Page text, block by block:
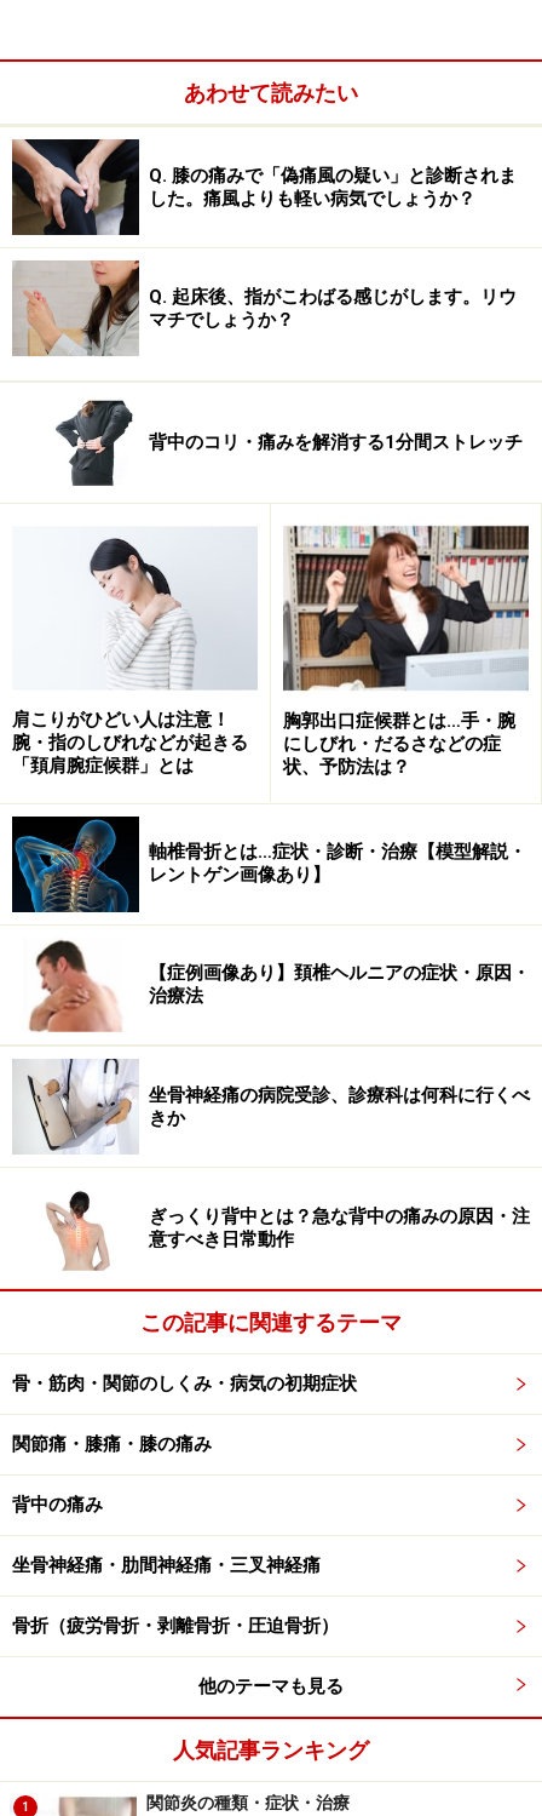
を動かすための筋肉の血流が滞りがちなのですが、季節
さらに血行が悪くなり、ひざの痛みを感じやすくなった
り、ひざ周りが硬くこわばったように感じることもあり
ます。いつもひざが冷えていると感じるようになる人も
います。
そのようになる原因は、体のどこかの筋肉がこってしま
い硬くなることで、姿勢のバランスが乱れ、重心の位置
が変化するということです。立ち姿勢で後頭部の中央か
ら下方へ線を引いた際、お尻の中央～左ひざと右ひざの
中間点～左足首と右足首の中間点に線が通過すればバラ
ンスがとれています。横から見た時は、肩先から下方へ
引いた線が、ひざの少し前方を通過しています。ひざへ
の負担が大きくなるときは、この線がずれています。
冷え予防のエクササイズをしましょう
ひざへ負担のかかる状態で多くみられるのは、ひざ関節
を動かす働きのあるふとももの筋肉が、しっかりとパワ
ーを発揮できていないということです。
重心の変化でふとももの一部分に疲労が溜まりやすくな
ると、ふとももの筋肉の血流も滞り、ひざの関節を動か
す機能やひざを支えて安定させる働きも低下します。そ
の時に生じるひざに関わる筋肉の冷えやすい状態と、姿
勢の乱れによる体の冷えやすい状態を日々のエクササイ
ズによって予防・緩和させましょう。
ひざ強化ポカポカ温か体操
両足が床にしっかり着く高さの椅子が理想的です
１．椅子に座ります。
あわせて読みたい
Q. 膝の痛みで「偽痛風の疑い」と診断されま
した。痛風よりも軽い病気でしょうか？
Q. 起床後、指がこわばる感じがします。リウ
マチでしょうか？
背中のコリ・痛みを解消する1分間ストレッチ
肩こりがひどい人は注意！
腕・指のしびれなどが起きる
「頚肩腕症候群」とは
胸郭出口症候群とは…手・腕
にしびれ・だるさなどの症
状、予防法は？
軸椎骨折とは…症状・診断・治療【模型解説・
レントゲン画像あり】
【症例画像あり】頚椎ヘルニアの症状・原因・
治療法
坐骨神経痛の病院受診、診療科は何科に行くべ
きか
ぎっくり背中とは？急な背中の痛みの原因・注
意すべき日常動作
この記事に関連するテーマ
骨・筋肉・関節のしくみ・病気の初期症状
関節痛・膝痛・膝の痛み
背中の痛み
坐骨神経痛・肋間神経痛・三叉神経痛
骨折（疲労骨折・剥離骨折・圧迫骨折）
他のテーマも見る
人気記事ランキング
1 関節炎の種類・症状・治療